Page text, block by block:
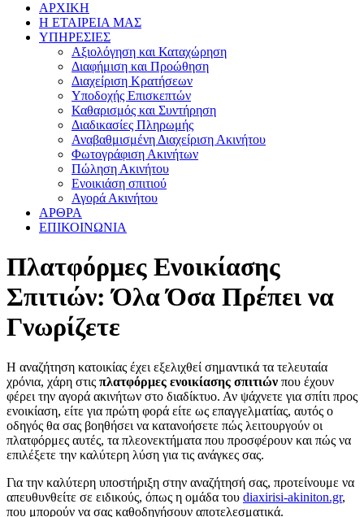
ΑΡΧΙΚΗ
Η ΕΤΑΙΡΕΙΑ ΜΑΣ
ΥΠΗΡΕΣΙΕΣ
Αξιολόγηση και Καταχώρηση
Διαφήμιση και Προώθηση
Διαχείριση Κρατήσεων
Υποδοχής Επισκεπτών
Καθαρισμός και Συντήρηση
Διαδικασίες Πληρωμής
Αναβαθμισμένη Διαχείριση Ακινήτου
Φωτογράφιση Ακινήτων
Πώληση Ακινήτου
Ενοικιάση σπιτιού
Αγορά Ακινήτου
ΑΡΘΡΑ
ΕΠΙΚΟΙΝΩΝΙΑ
Πλατφόρμες Ενοικίασης
Σπιτιών: Όλα Όσα Πρέπει να
Γνωρίζετε
Η αναζήτηση κατοικίας έχει εξελιχθεί σημαντικά τα τελευταία
χρόνια, χάρη στις πλατφόρμες ενοικίασης σπιτιών που έχουν
φέρει την αγορά ακινήτων στο διαδίκτυο. Αν ψάχνετε για σπίτι προς
ενοικίαση, είτε για πρώτη φορά είτε ως επαγγελματίας, αυτός ο
οδηγός θα σας βοηθήσει να κατανοήσετε πώς λειτουργούν οι
πλατφόρμες αυτές, τα πλεονεκτήματα που προσφέρουν και πώς να
επιλέξετε την καλύτερη λύση για τις ανάγκες σας.
Για την καλύτερη υποστήριξη στην αναζήτησή σας, προτείνουμε να
απευθυνθείτε σε ειδικούς, όπως η ομάδα του diaxirisi-akiniton.gr,
που μπορούν να σας καθοδηγήσουν αποτελεσματικά.